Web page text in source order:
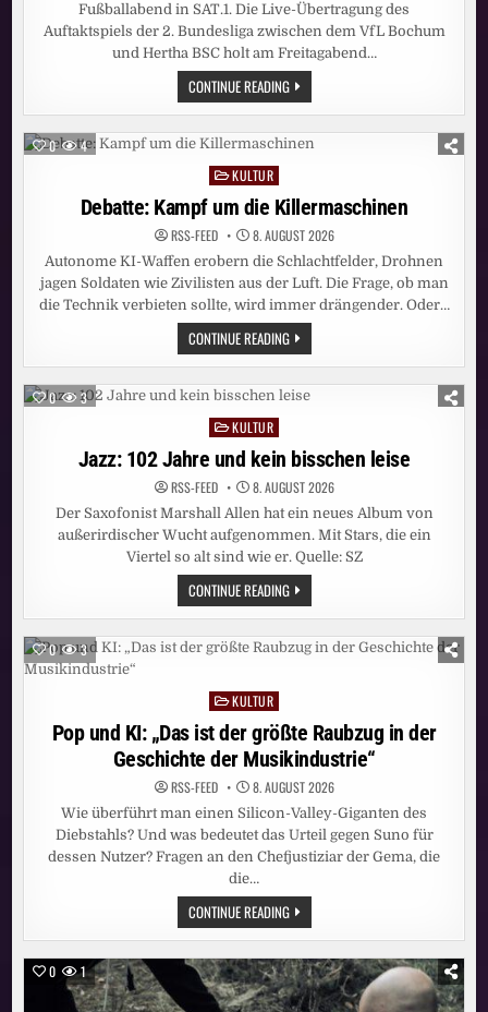
Fußballabend in SAT.1. Die Live-Übertragung des
Auftaktspiels der 2. Bundesliga zwischen dem VfL Bochum
und Hertha BSC holt am Freitagabend…
CONTINUE READINGPRIME-
TIME-
SIEG
FÜR
SAT.1!
–
HERTHA
ERZIELT
STARKE
13,4
PROZENT
MARKTANTEIL
0 4
Posted
in
KULTUR
Debatte: Kampf um die Killermaschinen
RSS-FEED 8. AUGUST 2026
Autonome KI-Waffen erobern die Schlachtfelder, Drohnen
jagen Soldaten wie Zivilisten aus der Luft. Die Frage, ob man
die Technik verbieten sollte, wird immer drängender. Oder…
CONTINUE READINGDEBATTE:
KAMPF
UM
DIE
KILLERMASCHINEN
0 3
PostedKULTUR
Jazz: 102 Jahre und kein bisschen leise
RSS-FEED 8. AUGUST 2026
Der Saxofonist Marshall Allen hat ein neues Album von
außerirdischer Wucht aufgenommen. Mit Stars, die ein
Viertel so alt sind wie er. Quelle: SZ
CONTINUE READINGJAZZ:
102
JAHRE
UND
KEIN
BISSCHEN
0 3
Posted
in
KULTUR
Pop und KI: „Das ist der größte Raubzug in der
Geschichte der Musikindustrie“
RSS-FEED 8. AUGUST 2026
Wie überführt man einen Silicon-Valley-Giganten des
Diebstahls? Und was bedeutet das Urteil gegen Suno für
dessen Nutzer? Fragen an den Chefjustiziar der Gema, die
die…
CONTINUE READINGPOP
UND
KI:
„DAS
IST
DER
GRÖSSTE R
0 1